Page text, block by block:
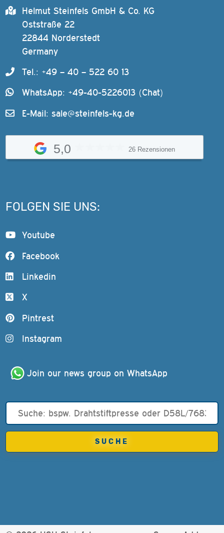
Helmut Steinfels GmbH & Co. KG
Oststraße 22
22844 Norderstedt
Germany
Tel.: +49 – 40 – 522 60 13
WhatsApp: +49-40-5226013 (Chat)
E-Mail: sale@steinfels-kg.de
5,0 26 Rezensionen
FOLGEN SIE UNS:
Youtube
Facebook
Linkedin
X
Pintrest
Instagram
Join our news group on WhatsApp